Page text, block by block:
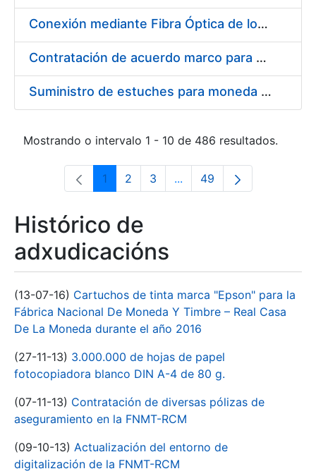
Conexión mediante Fibra Óptica de los Centros de Proceso de Datos (CPDs) de las sedes de la FNMT-RCM de Burgos y Madrid
Contratación de acuerdo marco para el Suministro de Material de Electricidad para la Fábrica Nacional de Moneda y Timbre-Real Casa de la Moneda en su centro de trabajo de Burgos
Suministro de estuches para moneda de 30 €
Mostrando o intervalo 1 - 10 de 486 resultados.
Páxina
1 Páxina
2 Páxina
3 ...Páxinas intermedias Use
Páxina
49
Histórico de
adxudicacións
(13-07-16) Cartuchos de tinta marca "Epson" para la
Fábrica Nacional De Moneda Y Timbre – Real Casa
De La Moneda durante el año 2016
(27-11-13) 3.000.000 de hojas de papel
fotocopiadora blanco DIN A-4 de 80 g.
(07-11-13) Contratación de diversas pólizas de
aseguramiento en la FNMT-RCM
(09-10-13) Actualización del entorno de
digitalización de la FNMT-RCM